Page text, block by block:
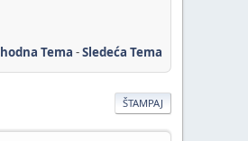
Tema -Sledeća Tema
ŠTAMPAJ